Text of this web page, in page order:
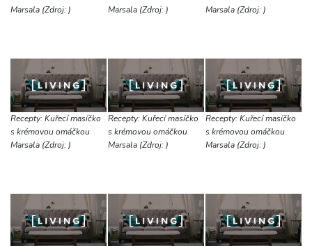
Marsala (Zdroj: )
Marsala (Zdroj: )
Marsala (Zdroj: )
Recepty: Kuřecí masíčko
s krémovou omáčkou
Marsala (Zdroj: )
Recepty: Kuřecí masíčko
s krémovou omáčkou
Marsala (Zdroj: )
Recepty: Kuřecí masíčko
s krémovou omáčkou
Marsala (Zdroj: )